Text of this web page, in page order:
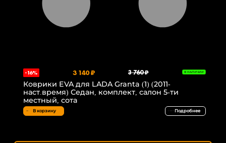
-16% 3 140 ₽ 3 760 ₽ В НАЛИЧИИ
Коврики EVA для LADA Granta (1) (2011-
наст.время) Седан, комплект, салон 5-ти
местный, сота
В корзину Подробнее